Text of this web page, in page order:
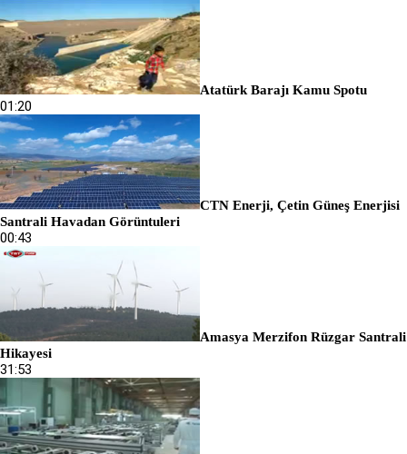
Atatürk Barajı Kamu Spotu
01:20
CTN Enerji, Çetin Güneş Enerjisi
Santrali Havadan Görüntuleri
00:43
Amasya Merzifon Rüzgar Santrali
Hikayesi
31:53